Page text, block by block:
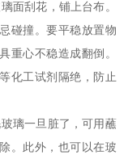
面刮花，铺上台布。
碰撞。要平稳放置物
重心不稳造成翻倒。
化工试剂隔绝，防止
璃一旦脏了，可用蘸
。此外，也可以在玻